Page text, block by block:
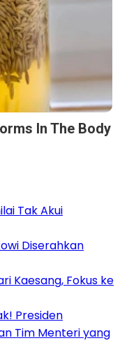
In The Body
Tak Akui
Diserahkan
Kaesang, Fokus ke
Presiden
Tim Menteri yang